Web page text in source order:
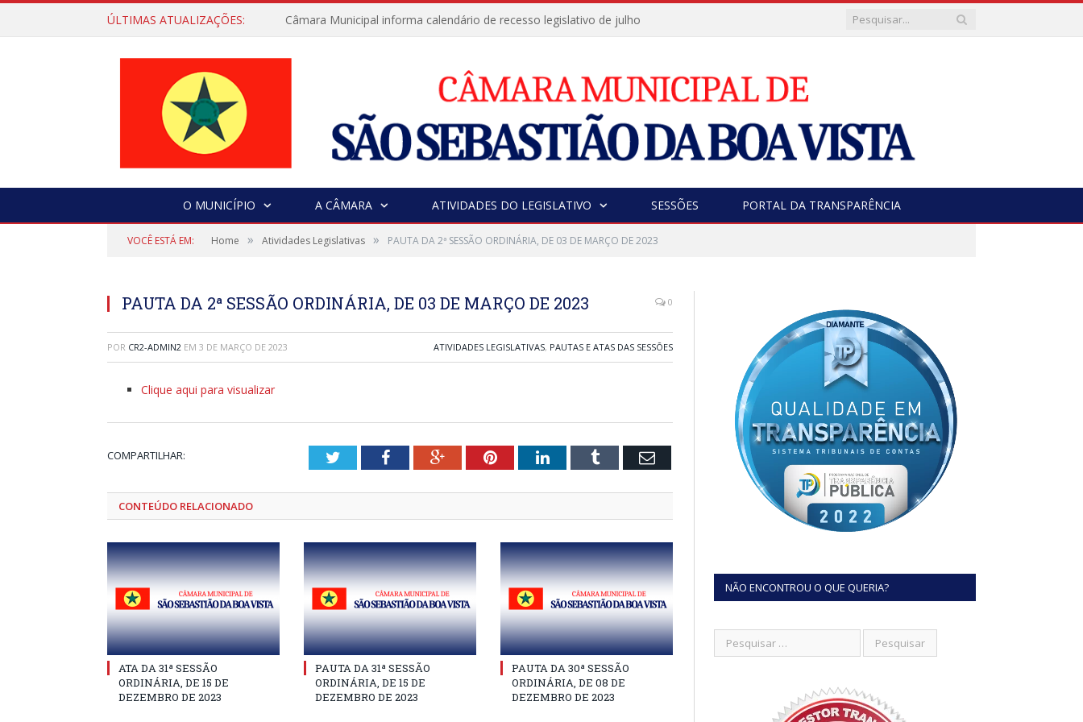
ÚLTIMAS ATUALIZAÇÕES: Câmara Municipal informa calendário de recesso legislativo de julho
O MUNICÍPIO A CÂMARA ATIVIDADES DO LEGISLATIVO SESSÕES PORTAL DA TRANSPARÊNCIA
VOCÊ ESTÁ EM: Home » Atividades Legislativas » PAUTA DA 2ª SESSÃO ORDINÁRIA, DE 03 DE MARÇO DE 2023
PAUTA DA 2ª SESSÃO ORDINÁRIA, DE 03 DE MARÇO DE 2023 0
POR CR2-ADMIN2 EM 3 DE MARÇO DE 2023 ATIVIDADES LEGISLATIVAS, PAUTAS E ATAS DAS SESSÕES
Clique aqui para visualizar
COMPARTILHAR: TwitterFacebookGoogle+PinterestLinkedInTumblr Email
CONTEÚDO RELACIONADO
ATA DA 31ª SESSÃO
ORDINÁRIA, DE 15 DE
DEZEMBRO DE 2023
PAUTA DA 31ª SESSÃO
ORDINÁRIA, DE 15 DE
DEZEMBRO DE 2023
PAUTA DA 30ª SESSÃO
ORDINÁRIA, DE 08 DE
DEZEMBRO DE 2023
NÃO ENCONTROU O QUE QUERIA?